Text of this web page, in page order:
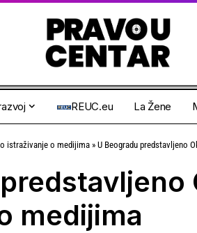
REUC.eu La Žene
istraživanje o medijima » U Beogradu predstavljeno
medijima